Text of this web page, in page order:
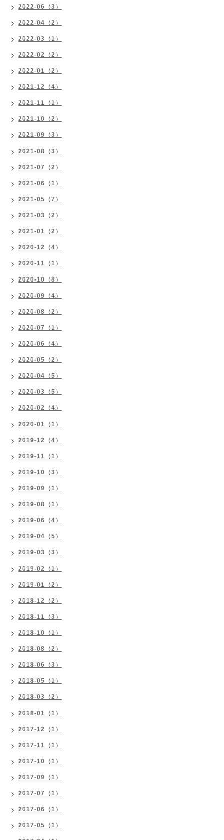
2022-06（3）
2022-04（2）
2022-03（1）
2022-02（2）
2022-01（2）
2021-12（4）
2021-11（1）
2021-10（2）
2021-09（3）
2021-08（3）
2021-07（2）
2021-06（1）
2021-05（7）
2021-03（2）
2021-01（2）
2020-12（4）
2020-11（1）
2020-10（8）
2020-09（4）
2020-08（2）
2020-07（1）
2020-06（4）
2020-05（2）
2020-04（5）
2020-03（5）
2020-02（4）
2020-01（1）
2019-12（4）
2019-11（1）
2019-10（3）
2019-09（1）
2019-08（1）
2019-06（4）
2019-04（5）
2019-03（3）
2019-02（1）
2019-01（2）
2018-12（2）
2018-11（3）
2018-10（1）
2018-08（2）
2018-06（3）
2018-05（1）
2018-03（2）
2018-01（1）
2017-12（1）
2017-11（1）
2017-10（1）
2017-09（1）
2017-07（1）
2017-06（1）
2017-05（1）